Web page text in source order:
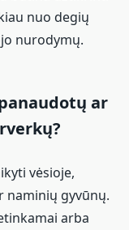
nuo degių
nurodymų.
ar
vėsioje,
naminių gyvūnų.
arba